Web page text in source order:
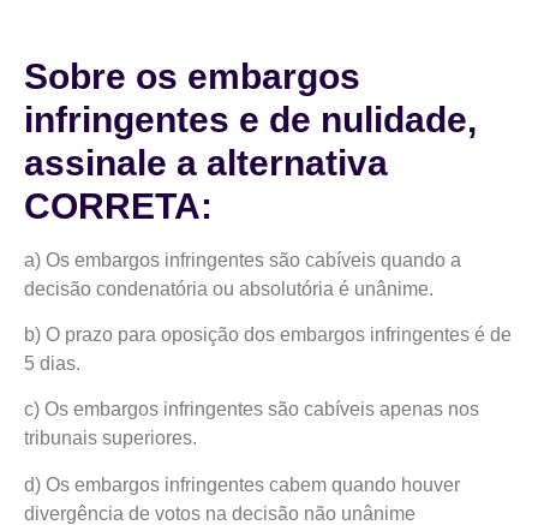
Sobre os embargos
infringentes e de nulidade,
assinale a alternativa
CORRETA:
a) Os embargos infringentes são cabíveis quando a
decisão condenatória ou absolutória é unânime.
b) O prazo para oposição dos embargos infringentes é de
5 dias.
c) Os embargos infringentes são cabíveis apenas nos
tribunais superiores.
d) Os embargos infringentes cabem quando houver
divergência de votos na decisão não unânime